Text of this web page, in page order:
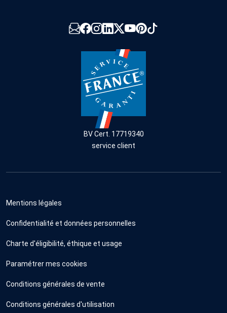
BV Cert. 17719340
service client
Mentions légales
Confidentialité et données personnelles
Charte d'éligibilité, éthique et usage
Paramétrer mes cookies
Conditions générales de vente
Conditions générales d'utilisation